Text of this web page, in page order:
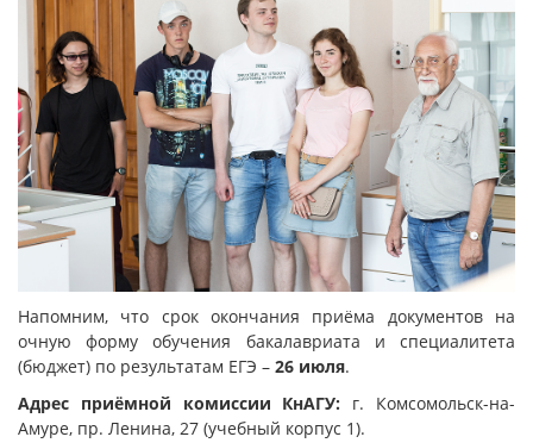
Напомним, что срок окончания приёма документов на
очную форму обучения бакалавриата и специалитета
(бюджет) по результатам ЕГЭ – 26 июля.
Адрес приёмной комиссии КнАГУ: г. Комсомольск-на-
Амуре, пр. Ленина, 27 (учебный корпус 1).